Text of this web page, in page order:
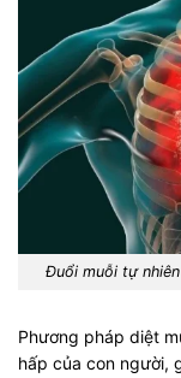
Đuổi muỗi tự
Phương pháp diệt
hấp của con người,